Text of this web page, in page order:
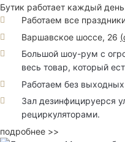
Бутик работает каждый
Работаем все
Варшавское шоссе, 26 (
Большой шоу-рум с
весь товар, который
Работаем без
Зал дезинфицируерся
рециркуляторами.
подробнее >>